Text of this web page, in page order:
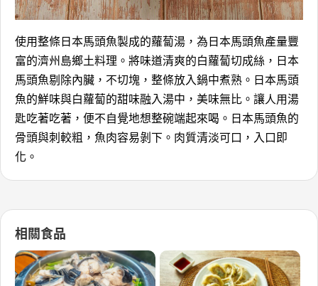
使用整條日本馬頭魚製成的蘿蔔湯，為日本馬頭魚產量豐
富的濟州島鄉土料理。將味道清爽的白蘿蔔切成絲，日本
馬頭魚剔除內臟，不切塊，整條放入鍋中煮熟。日本馬頭
魚的鮮味與白蘿蔔的甜味融入湯中，美味無比。讓人用湯
匙吃著吃著，便不自覺地想整碗端起來喝。日本馬頭魚的
骨頭與刺較粗，魚肉容易剝下。肉質清淡可口，入口即
化。
相關食品